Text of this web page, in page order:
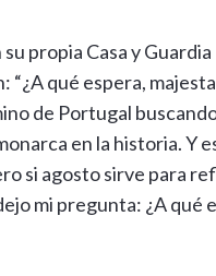
propia Casa y Guardia
“¿A qué espera,
de Portugal
en la historia. Y
si agosto sirve para
mi pregunta: ¿A qué